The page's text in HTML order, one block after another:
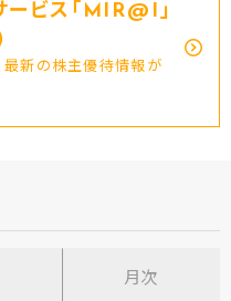
ービス｢MIR@I｣
最新の株主優待情報が
月次